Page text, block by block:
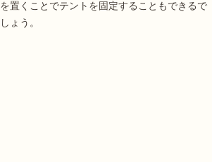
を置くことでテントを固定することもできるで
しょう。